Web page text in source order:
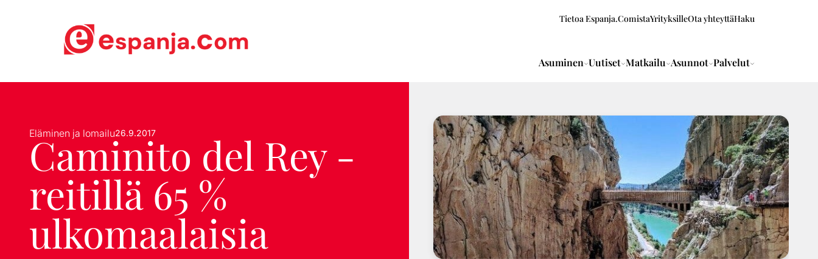
Tietoa Espanja.ComistaYrityksilleOta yhteyttäHaku
Asuminen Uutiset Matkailu Asunnot Palvelut
Eläminen ja lomailu26.9.2017
Caminito del Rey -
reitillä 65 %
ulkomaalaisia